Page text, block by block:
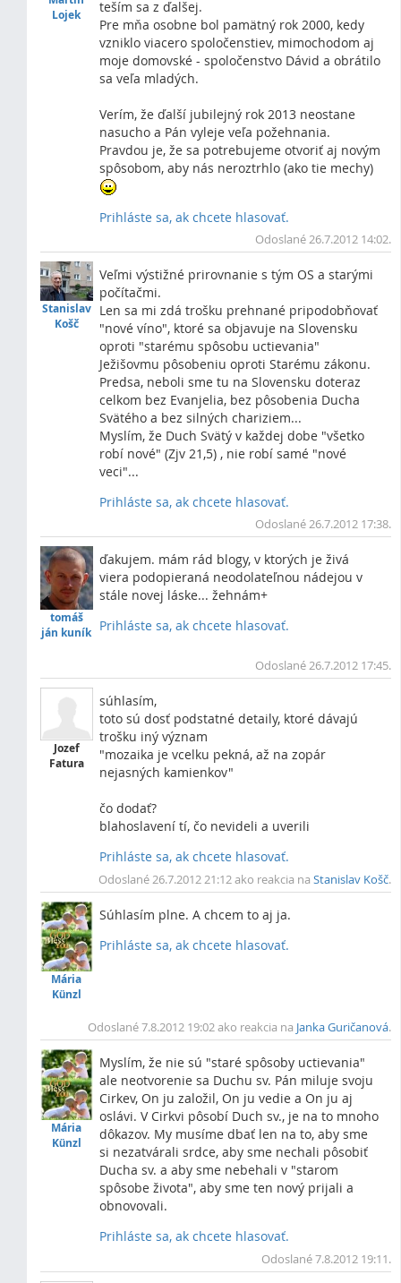
Lojek
teším sa z ďalšej.
Pre mňa osobne bol pamätný rok 2000, kedy
vzniklo viacero spoločenstiev, mimochodom aj
moje domovské - spoločenstvo Dávid a obrátilo
sa veľa mladých.
Verím, že ďalší jubilejný rok 2013 neostane
nasucho a Pán vyleje veľa požehnania.
Pravdou je, že sa potrebujeme otvoriť aj novým
spôsobom, aby nás neroztrhlo (ako tie mechy)
Prihláste sa, ak chcete hlasovať.
Odoslané 26.7.2012 14:02.
Stanislav
Košč
Veľmi výstižné prirovnanie s tým OS a starými
počítačmi.
Len sa mi zdá trošku prehnané pripodobňovať
"nové víno", ktoré sa objavuje na Slovensku
oproti "starému spôsobu uctievania"
Ježišovmu pôsobeniu oproti Starému zákonu.
Predsa, neboli sme tu na Slovensku doteraz
celkom bez Evanjelia, bez pôsobenia Ducha
Svätého a bez silných chariziem...
Myslím, že Duch Svätý v každej dobe "všetko
robí nové" (Zjv 21,5) , nie robí samé "nové
veci"...
Prihláste sa, ak chcete hlasovať.
Odoslané 26.7.2012 17:38.
tomáš
ján kuník
ďakujem. mám rád blogy, v ktorých je živá
viera podopieraná neodolateľnou nádejou v
stále novej láske... žehnám+
Prihláste sa, ak chcete hlasovať.
Odoslané 26.7.2012 17:45.
Jozef
Fatura
súhlasím,
toto sú dosť podstatné detaily, ktoré dávajú
trošku iný význam
"mozaika je vcelku pekná, až na zopár
nejasných kamienkov"
čo dodať?
blahoslavení tí, čo nevideli a uverili
Prihláste sa, ak chcete hlasovať.
Odoslané 26.7.2012 21:12 ako reakcia na Stanislav Košč.
Mária
Künzl
Súhlasím plne. A chcem to aj ja.
Prihláste sa, ak chcete hlasovať.
Odoslané 7.8.2012 19:02 ako reakcia na Janka Guričanová.
Mária
Künzl
Myslím, že nie sú "staré spôsoby uctievania"
ale neotvorenie sa Duchu sv. Pán miluje svoju
Cirkev, On ju založil, On ju vedie a On ju aj
oslávi. V Cirkvi pôsobí Duch sv., je na to mnoho
dôkazov. My musíme dbať len na to, aby sme
si nezatvárali srdce, aby sme nechali pôsobiť
Ducha sv. a aby sme nebehali v "starom
spôsobe života", aby sme ten nový prijali a
obnovovali.
Prihláste sa, ak chcete hlasovať.
Odoslané 7.8.2012 19:11.